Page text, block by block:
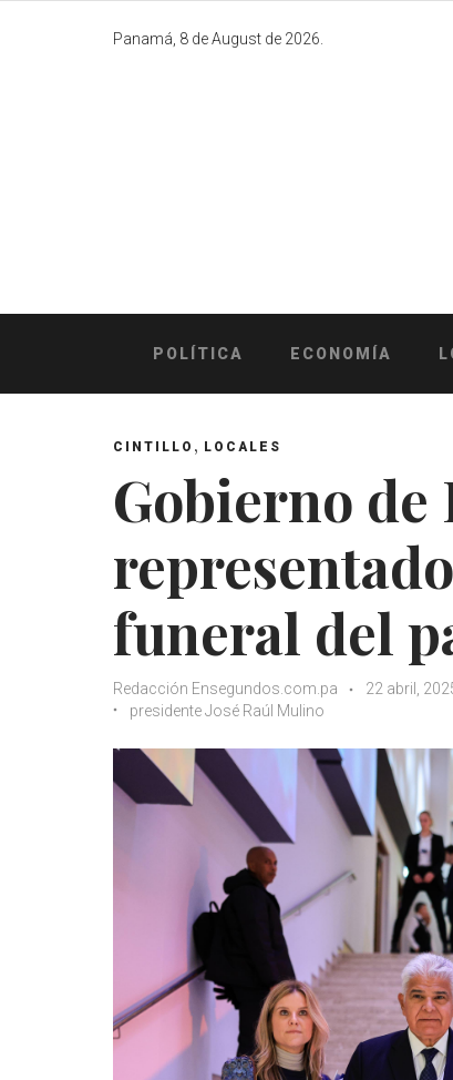
Panamá, 8 de August de 2026.
POLÍTICA ECONOMÍA
CINTILLO , LOCALES
Gobierno de
funeral del
Redacción Ensegundos.com.pa 22 abril,
presidente José Raúl Mulino